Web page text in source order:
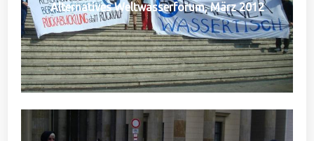
Alternatives Weltwasserforum, März 2012